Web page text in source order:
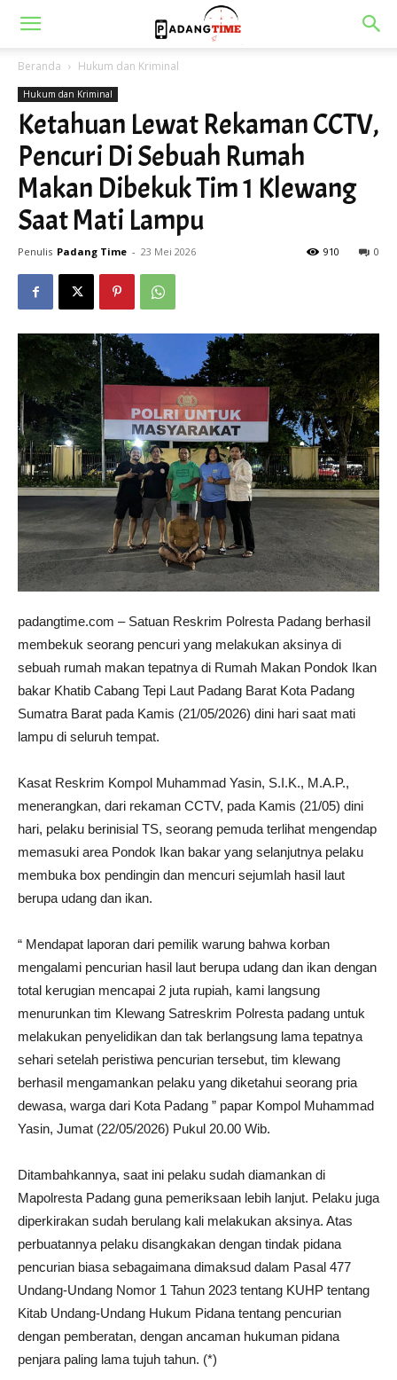
Beranda Hukum dan Kriminal
Hukum dan Kriminal
Ketahuan Lewat Rekaman CCTV,
Pencuri Di Sebuah Rumah
Makan Dibekuk Tim 1 Klewang
Saat Mati Lampu
Penulis Padang Time - 23 Mei 2026 0
910
padangtime.com – Satuan Reskrim Polresta Padang berhasil
membekuk seorang pencuri yang melakukan aksinya di
sebuah rumah makan tepatnya di Rumah Makan Pondok Ikan
bakar Khatib Cabang Tepi Laut Padang Barat Kota Padang
Sumatra Barat pada Kamis (21/05/2026) dini hari saat mati
lampu di seluruh tempat.
Kasat Reskrim Kompol Muhammad Yasin, S.I.K., M.A.P.,
menerangkan, dari rekaman CCTV, pada Kamis (21/05) dini
hari, pelaku berinisial TS, seorang pemuda terlihat mengendap
memasuki area Pondok Ikan bakar yang selanjutnya pelaku
membuka box pendingin dan mencuri sejumlah hasil laut
berupa udang dan ikan.
“ Mendapat laporan dari pemilik warung bahwa korban
mengalami pencurian hasil laut berupa udang dan ikan dengan
total kerugian mencapai 2 juta rupiah, kami langsung
menurunkan tim Klewang Satreskrim Polresta padang untuk
melakukan penyelidikan dan tak berlangsung lama tepatnya
sehari setelah peristiwa pencurian tersebut, tim klewang
berhasil mengamankan pelaku yang diketahui seorang pria
dewasa, warga dari Kota Padang ” papar Kompol Muhammad
Yasin, Jumat (22/05/2026) Pukul 20.00 Wib.
Ditambahkannya, saat ini pelaku sudah diamankan di
Mapolresta Padang guna pemeriksaan lebih lanjut. Pelaku juga
diperkirakan sudah berulang kali melakukan aksinya. Atas
perbuatannya pelaku disangkakan dengan tindak pidana
pencurian biasa sebagaimana dimaksud dalam Pasal 477
Undang-Undang Nomor 1 Tahun 2023 tentang KUHP tentang
Kitab Undang-Undang Hukum Pidana tentang pencurian
dengan pemberatan, dengan ancaman hukuman pidana
penjara paling lama tujuh tahun. (*)